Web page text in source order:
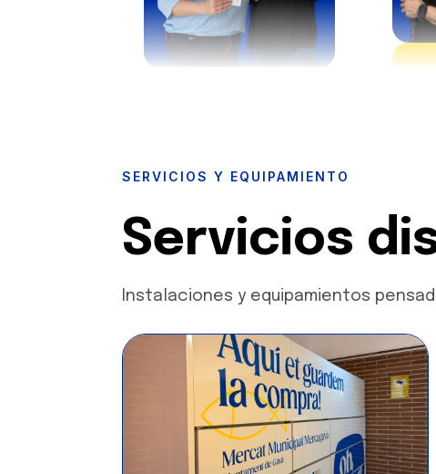
SERVICIOS Y EQUIPAMIENTO
Servicios
Instalaciones y equipamientos